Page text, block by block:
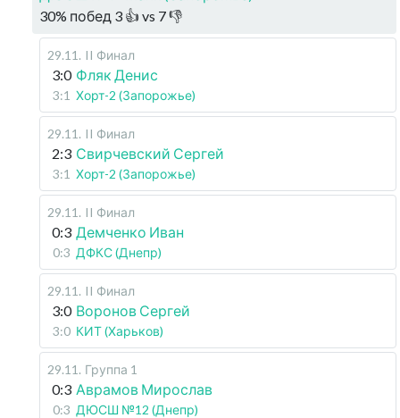
30% побед 3 👍 vs 7👎
29.11 . II Финал
3:0 Фляк Денис
3:1 Хорт-2 (Запорожье)
29.11 . II Финал
2:3 Свирчевский Сергей
3:1 Хорт-2 (Запорожье)
29.11 . II Финал
0:3 Демченко Иван
0:3 ДФКС (Днепр)
29.11 . II Финал
3:0 Воронов Сергей
3:0 КИТ (Харьков)
29.11 . Группа 1
0:3 Аврамов Мирослав
0:3 ДЮСШ №12 (Днепр)